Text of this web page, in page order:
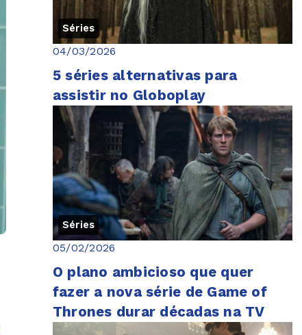
Séries
04/03/2026
5 séries alternativas para
assistir no Globoplay
Séries
05/02/2026
O plano ambicioso que quer
fazer a nova série de Game of
Thrones durar décadas na TV